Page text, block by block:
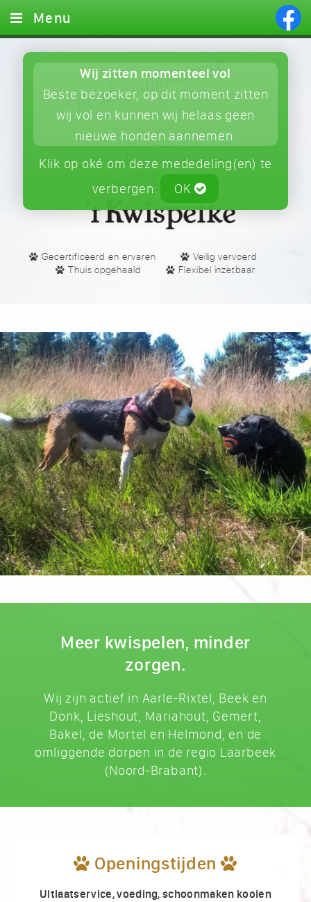
Gecertificeerd en ervaren
Veilig vervoerd
Thuis opgehaald
Flexibel inzetbaar
Menu
Home
Contact
Wij zitten momenteel vol
Beste bezoeker, op dit moment zitten
wij vol en kunnen wij helaas geen
nieuwe honden aannemen.
Klik op oké om deze mededeling(en) te
verbergen:
OK
Meer kwispelen, minder
zorgen.
Wij zijn actief in Aarle-Rixtel, Beek en
Donk, Lieshout, Mariahout, Gemert,
Bakel, de Mortel en Helmond, en de
omliggende dorpen in de regio Laarbeek
(Noord-Brabant).
Openingstijden
Uitlaatservice, voeding, schoonmaken kooien